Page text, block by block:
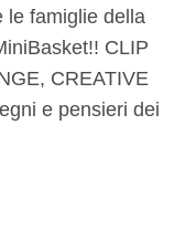
le famiglie della
CLIP
CREATIVE
e pensieri dei